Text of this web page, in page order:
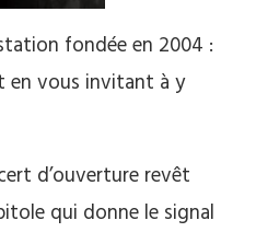
fondée en 2004 :
en vous invitant à y
d’ouverture revêt
qui donne le signal